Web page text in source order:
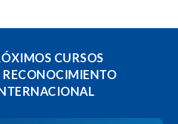
CURSOS
RECONOCIMIENTO